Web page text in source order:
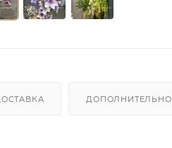
ДОПОЛНИТЕЛЬНО